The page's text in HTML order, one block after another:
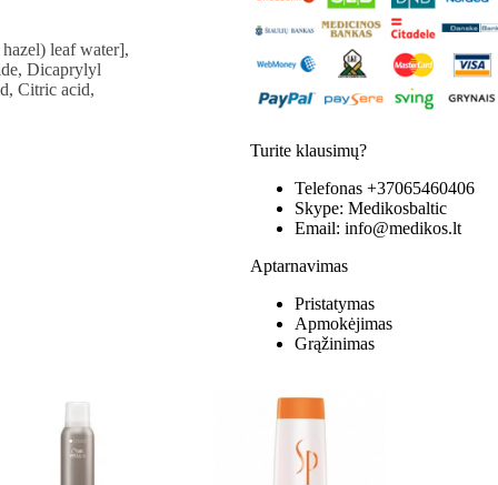
Turite klausimų?
Telefonas +37065460406
Skype: Medikosbaltic
Email: info@medikos.lt
Aptarnavimas
Pristatymas
Apmokėjimas
Grąžinimas
leaf water],
Dicaprylyl
Citric acid,